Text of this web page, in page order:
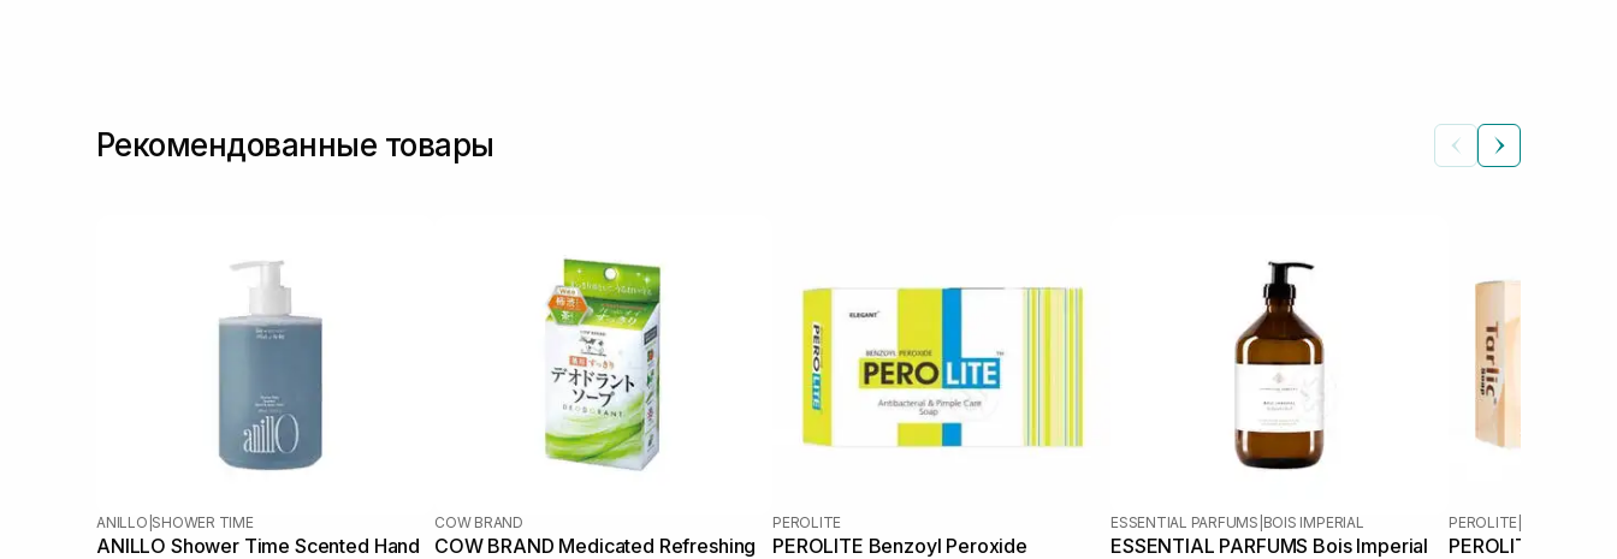
Рекомендованные товары
ANILLO SHOWER TIME
ANILLO Shower Time Scented Hand
COW BRAND
COW BRAND Medicated Refreshing
PEROLITE
PEROLITE Benzoyl Peroxide
ESSENTIAL PARFUMS BOIS IMPERIAL
ESSENTIAL PARFUMS Bois Imperial
PEROLITE
PEROLITE Tarlic